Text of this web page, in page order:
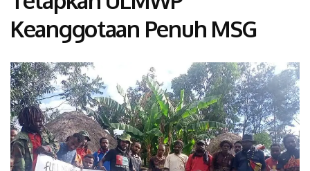
Keanggotaan Penuh MSG